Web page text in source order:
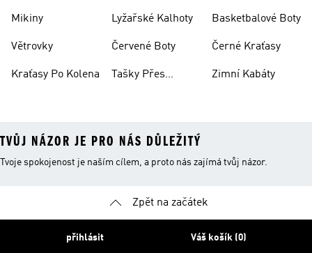
Mikiny
Větrovky
Kraťasy Po Kolena
Lyžařské Kalhoty
Červené Boty
Tašky Přes
Basketbalové Boty
Černé Kraťasy
Zimní Kabáty
TVŮJ NÁZOR JE PRO NÁS DŮLEŽITÝ
Tvoje spokojenost je naším cílem, a proto nás zajímá tvůj názor.
Zpět na začátek
přihlásit Váš košík (0)